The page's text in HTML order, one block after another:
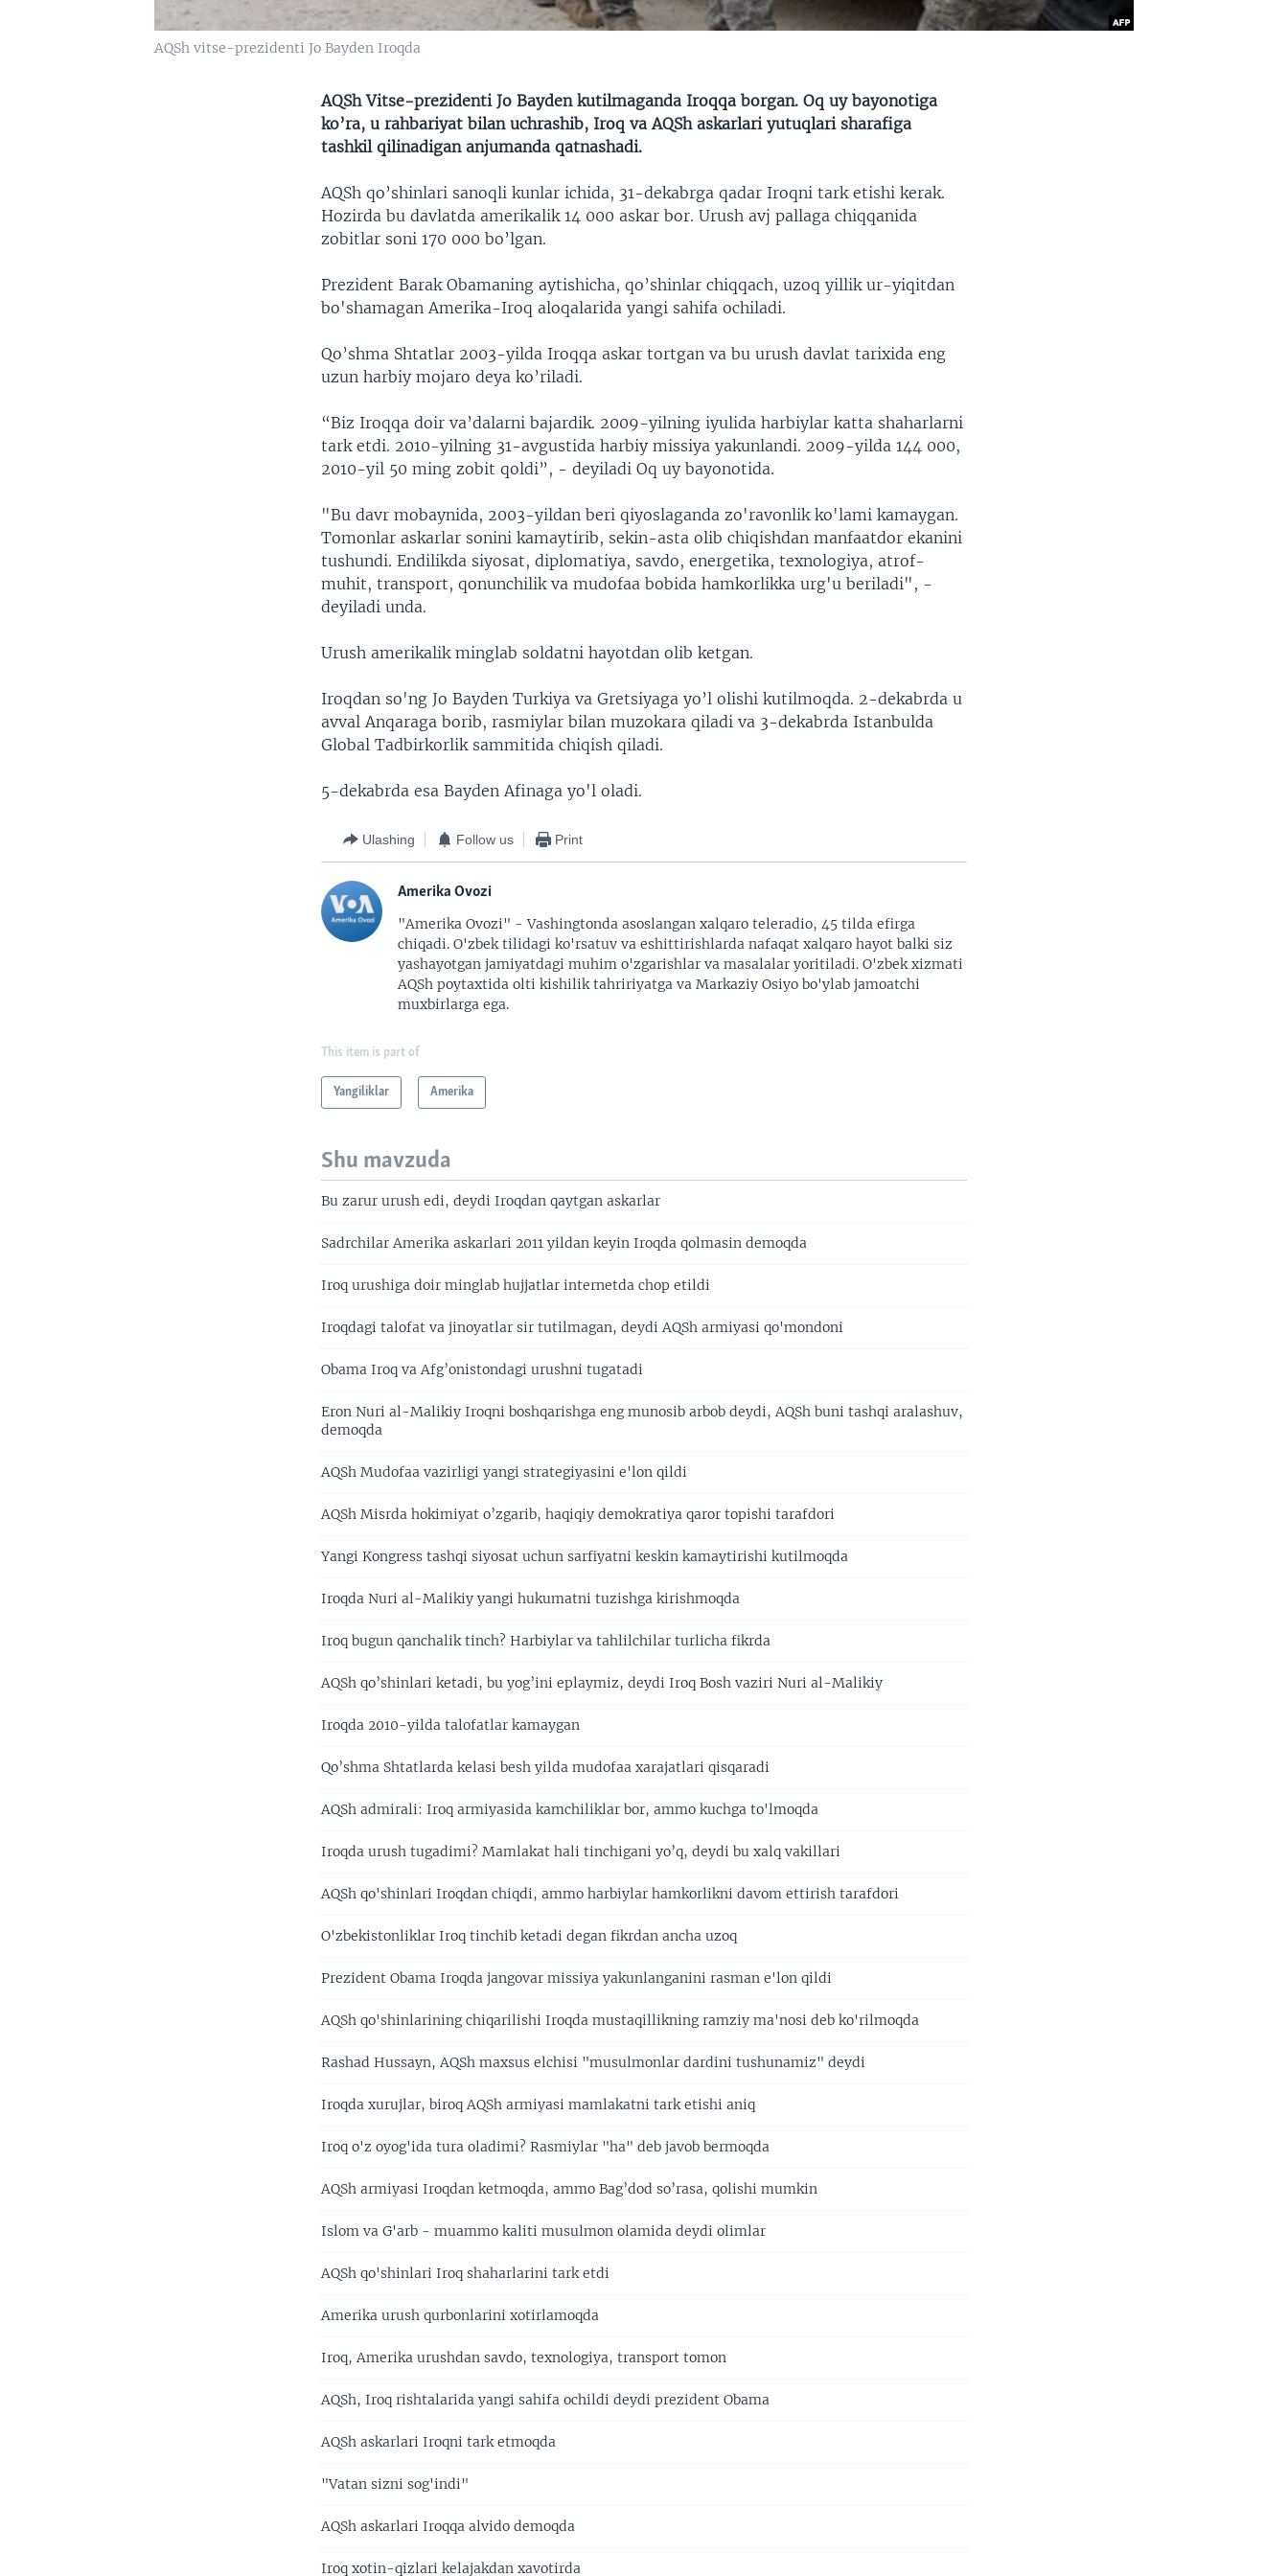
AQSh vitse-prezidenti Jo Bayden Iroqda
AQSh Vitse-prezidenti Jo Bayden kutilmaganda Iroqqa borgan. Oq uy bayonotiga
ko’ra, u rahbariyat bilan uchrashib, Iroq va AQSh askarlari yutuqlari sharafiga
tashkil qilinadigan anjumanda qatnashadi.
AQSh qo’shinlari sanoqli kunlar ichida, 31-dekabrga qadar Iroqni tark etishi kerak.
Hozirda bu davlatda amerikalik 14 000 askar bor. Urush avj pallaga chiqqanida
zobitlar soni 170 000 bo’lgan.
Prezident Barak Obamaning aytishicha, qo’shinlar chiqqach, uzoq yillik ur-yiqitdan
bo'shamagan Amerika-Iroq aloqalarida yangi sahifa ochiladi.
Qo’shma Shtatlar 2003-yilda Iroqqa askar tortgan va bu urush davlat tarixida eng
uzun harbiy mojaro deya ko’riladi.
“Biz Iroqqa doir va’dalarni bajardik. 2009-yilning iyulida harbiylar katta shaharlarni
tark etdi. 2010-yilning 31-avgustida harbiy missiya yakunlandi. 2009-yilda 144 000,
2010-yil 50 ming zobit qoldi”, - deyiladi Oq uy bayonotida.
"Bu davr mobaynida, 2003-yildan beri qiyoslaganda zo'ravonlik ko'lami kamaygan.
Tomonlar askarlar sonini kamaytirib, sekin-asta olib chiqishdan manfaatdor ekanini
tushundi. Endilikda siyosat, diplomatiya, savdo, energetika, texnologiya, atrof-
muhit, transport, qonunchilik va mudofaa bobida hamkorlikka urg'u beriladi", -
deyiladi unda.
Urush amerikalik minglab soldatni hayotdan olib ketgan.
Iroqdan so'ng Jo Bayden Turkiya va Gretsiyaga yo’l olishi kutilmoqda. 2-dekabrda u
avval Anqaraga borib, rasmiylar bilan muzokara qiladi va 3-dekabrda Istanbulda
Global Tadbirkorlik sammitida chiqish qiladi.
5-dekabrda esa Bayden Afinaga yo'l oladi.
Ulashing Follow us Print
Amerika Ovozi
"Amerika Ovozi" - Vashingtonda asoslangan xalqaro teleradio, 45 tilda efirga
chiqadi. O'zbek tilidagi ko'rsatuv va eshittirishlarda nafaqat xalqaro hayot balki siz
yashayotgan jamiyatdagi muhim o'zgarishlar va masalalar yoritiladi. O'zbek xizmati
AQSh poytaxtida olti kishilik tahririyatga va Markaziy Osiyo bo'ylab jamoatchi
muxbirlarga ega.
This item is part of
Yangiliklar Amerika
Shu mavzuda
Bu zarur urush edi, deydi Iroqdan qaytgan askarlar
Sadrchilar Amerika askarlari 2011 yildan keyin Iroqda qolmasin demoqda
Iroq urushiga doir minglab hujjatlar internetda chop etildi
Iroqdagi talofat va jinoyatlar sir tutilmagan, deydi AQSh armiyasi qo'mondoni
Obama Iroq va Afg’onistondagi urushni tugatadi
Eron Nuri al-Malikiy Iroqni boshqarishga eng munosib arbob deydi, AQSh buni tashqi aralashuv,
demoqda
AQSh Mudofaa vazirligi yangi strategiyasini e'lon qildi
AQSh Misrda hokimiyat o’zgarib, haqiqiy demokratiya qaror topishi tarafdori
Yangi Kongress tashqi siyosat uchun sarfiyatni keskin kamaytirishi kutilmoqda
Iroqda Nuri al-Malikiy yangi hukumatni tuzishga kirishmoqda
Iroq bugun qanchalik tinch? Harbiylar va tahlilchilar turlicha fikrda
AQSh qo’shinlari ketadi, bu yog’ini eplaymiz, deydi Iroq Bosh vaziri Nuri al-Malikiy
Iroqda 2010-yilda talofatlar kamaygan
Qo’shma Shtatlarda kelasi besh yilda mudofaa xarajatlari qisqaradi
AQSh admirali: Iroq armiyasida kamchiliklar bor, ammo kuchga to'lmoqda
Iroqda urush tugadimi? Mamlakat hali tinchigani yo’q, deydi bu xalq vakillari
AQSh qo'shinlari Iroqdan chiqdi, ammo harbiylar hamkorlikni davom ettirish tarafdori
O'zbekistonliklar Iroq tinchib ketadi degan fikrdan ancha uzoq
Prezident Obama Iroqda jangovar missiya yakunlanganini rasman e'lon qildi
AQSh qo'shinlarining chiqarilishi Iroqda mustaqillikning ramziy ma'nosi deb ko'rilmoqda
Rashad Hussayn, AQSh maxsus elchisi "musulmonlar dardini tushunamiz" deydi
Iroqda xurujlar, biroq AQSh armiyasi mamlakatni tark etishi aniq
Iroq o'z oyog'ida tura oladimi? Rasmiylar "ha" deb javob bermoqda
AQSh armiyasi Iroqdan ketmoqda, ammo Bag’dod so’rasa, qolishi mumkin
Islom va G'arb - muammo kaliti musulmon olamida deydi olimlar
AQSh qo'shinlari Iroq shaharlarini tark etdi
Amerika urush qurbonlarini xotirlamoqda
Iroq, Amerika urushdan savdo, texnologiya, transport tomon
AQSh, Iroq rishtalarida yangi sahifa ochildi deydi prezident Obama
AQSh askarlari Iroqni tark etmoqda
"Vatan sizni sog'indi"
AQSh askarlari Iroqqa alvido demoqda
Iroq xotin-qizlari kelajakdan xavotirda